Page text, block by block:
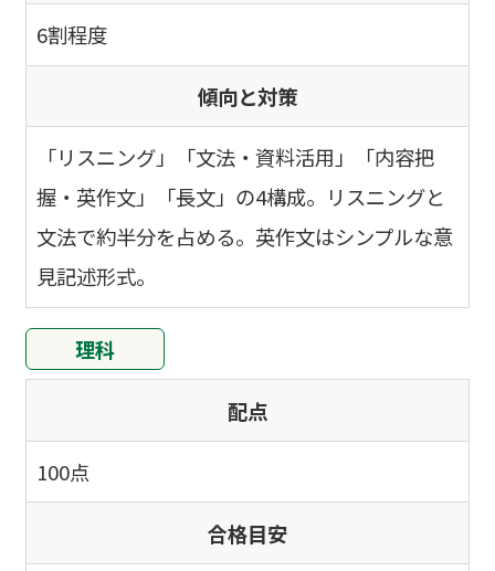
6割程度
傾向と対策
「リスニング」「文法・資料活用」「内容把
握・英作文」「長文」の4構成。リスニングと
文法で約半分を占める。英作文はシンプルな意
見記述形式。
理科
配点
100点
合格目安